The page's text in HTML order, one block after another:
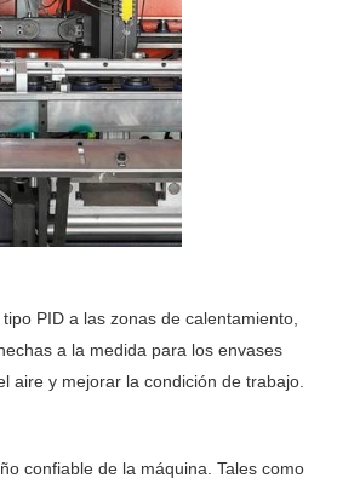
PID a las zonas de calentamiento,
a la medida para los envases
aire y mejorar la condición de trabajo.
confiable de la máquina. Tales como